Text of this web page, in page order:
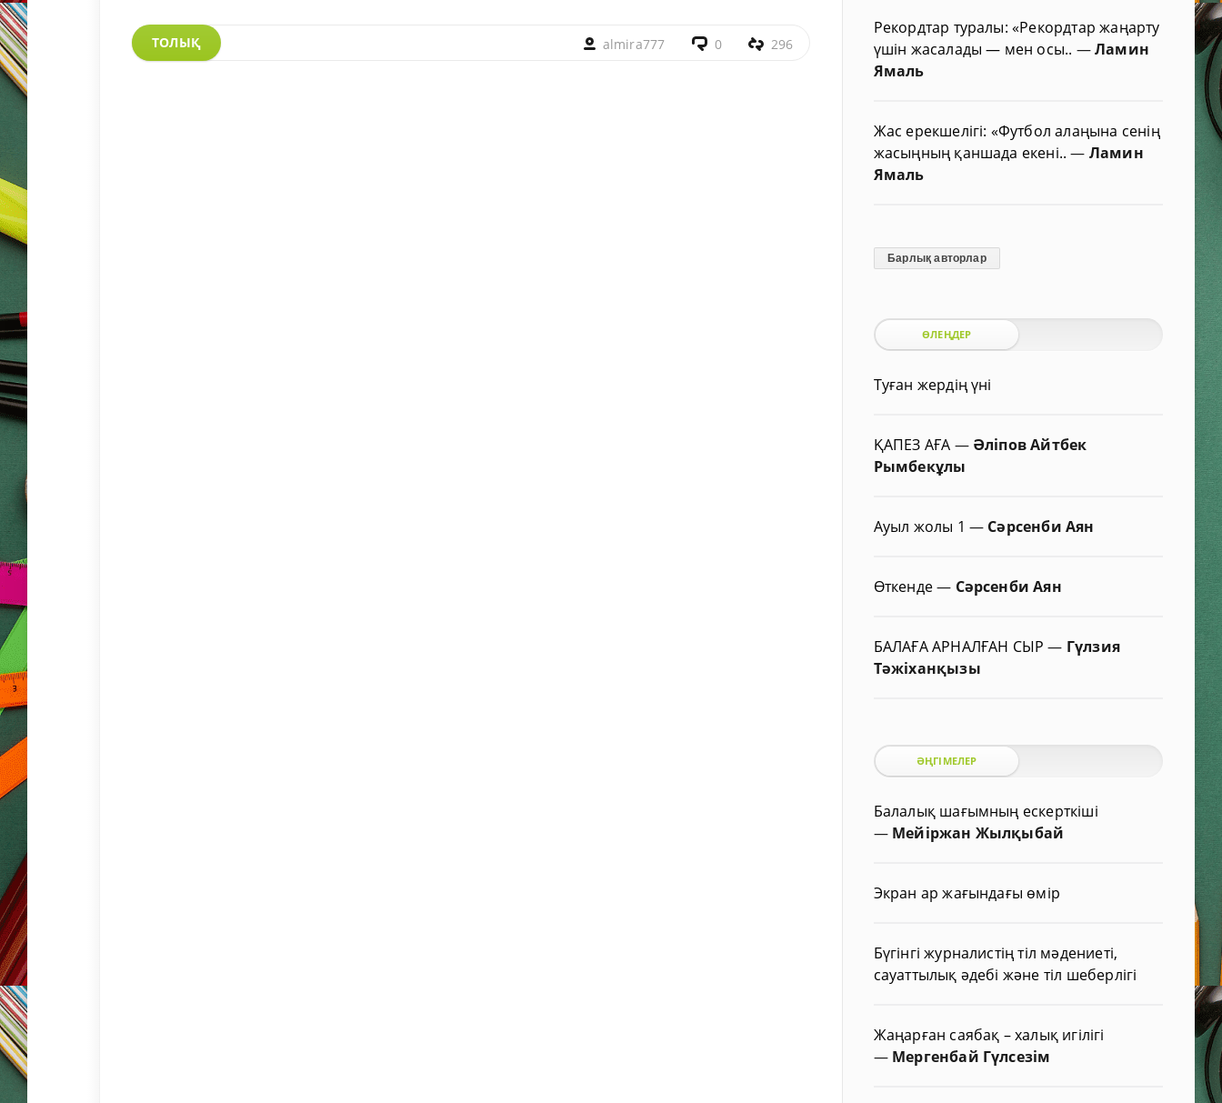
ТОЛЫҚ almira777 0 296
Рекордтар туралы: «Рекордтар жаңарту
үшін жасалады — мен осы.. —Ламин
Ямаль
Жас ерекшелігі: «Футбол алаңына сенің
жасыңның қаншада екені..— Ламин
Ямаль
Барлық авторлар
ӨЛЕҢДЕР
Туған жердің үні
ҚАПЕЗ АҒА — Әліпов Айтбек
Рымбекұлы
Ауыл жолы 1 — Сәрсенби Аян
Өткенде— Сәрсенби Аян
БАЛАҒА АРНАЛҒАН СЫР— Гүлзия
Тәжіханқызы
ӘҢГІМЕЛЕР
Балалық шағымның ескерткіші
— Мейіржан Жылқыбай
Экран ар жағындағы өмір
Бүгінгі журналистің тіл мәдениеті,
сауаттылық әдебі және тіл шеберлігі
Жаңарған саябақ – халық игілігі
— Мергенбай Гүлсезім